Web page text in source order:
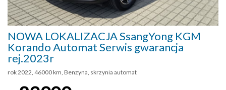
NOWA LOKALIZACJA SsangYong KGM
Korando Automat Serwis gwarancja
rej.2023r
rok 2022, 46000 km, Benzyna, skrzynia automat